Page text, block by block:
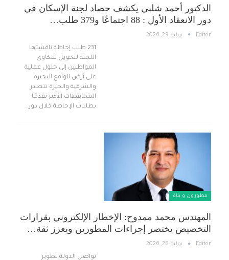
الدكتور أحمد شلبي يكشف حصاد لجنة الإسكان في
دور الانعقاد الأول : 88 اجتماعًا و379 طلب…
Editor يوليو 29, 2026
231 طلب إحاطة ناقشتها
اللجنة لتحويل شكاوى
المواطنين إلى حلول عملية
على أرض الواقع البحيرة
والشرقية والجيزة تتصدر
المحافظات الأكثر تقدمًا
بطلبات الإحاطة خلال دور…
مطورون و بناة
المهندس محمد ممدوح: الإخطار الإلكتروني بقرارات
التخصيص يختصر إجراءات المطورين ويعزز ثقة…
Editor يوليو 28, 2026
تواصل الدولة تطوير